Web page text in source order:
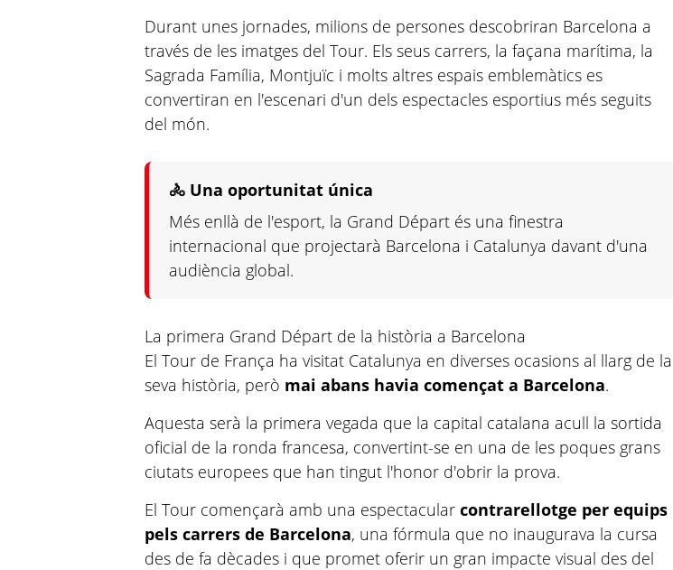
Durant unes jornades, milions de persones descobriran Barcelona a
través de les imatges del Tour. Els seus carrers, la façana marítima, la
Sagrada Família, Montjuïc i molts altres espais emblemàtics es
convertiran en l'escenari d'un dels espectacles esportius més seguits
del món.
🚴 Una oportunitat única
Més enllà de l'esport, la Grand Départ és una finestra
internacional que projectarà Barcelona i Catalunya davant d'una
audiència global.
La primera Grand Départ de la història a Barcelona
El Tour de França ha visitat Catalunya en diverses ocasions al llarg de la
seva història, però mai abans havia començat a Barcelona.
Aquesta serà la primera vegada que la capital catalana acull la sortida
oficial de la ronda francesa, convertint-se en una de les poques grans
ciutats europees que han tingut l'honor d'obrir la prova.
El Tour començarà amb una espectacularcontrarellotge per equips
pels carrers de Barcelona, una fórmula que no inaugurava la cursa
des de fa dècades i que promet oferir un gran impacte visual des del